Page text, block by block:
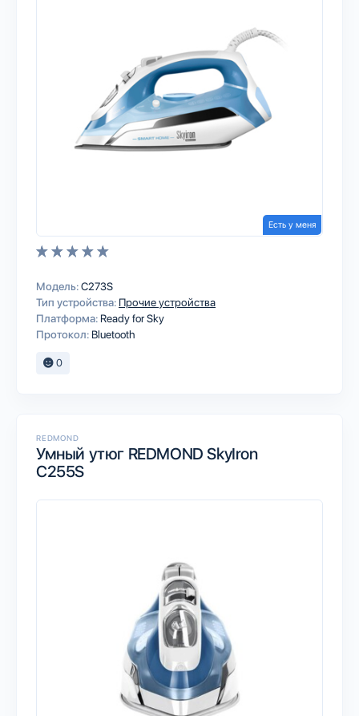
Есть у меня
Модель:C273S
Тип устройства: Прочие устройства
Платформа: Ready for Sky
Протокол: Bluetooth
0
REDMOND
Умный утюг REDMOND SkyIron
C255S